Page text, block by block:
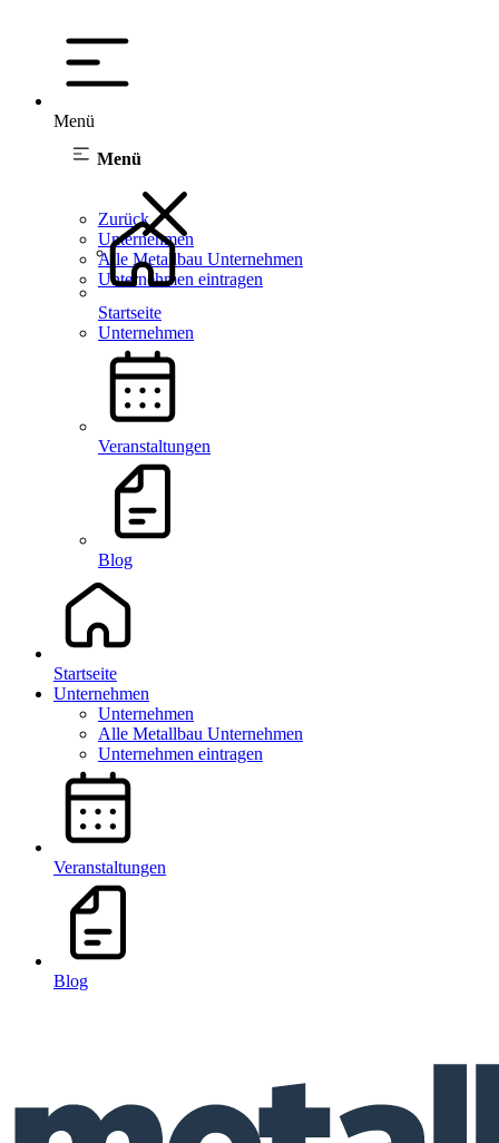
Menü
Menü
Startseite
Unternehmen
Veranstaltungen
Blog
Zurück
Unternehmen
Alle Metallbau Unternehmen
Unternehmen eintragen
Startseite
Unternehmen
Unternehmen
Alle Metallbau Unternehmen
Unternehmen eintragen
Veranstaltungen
Blog